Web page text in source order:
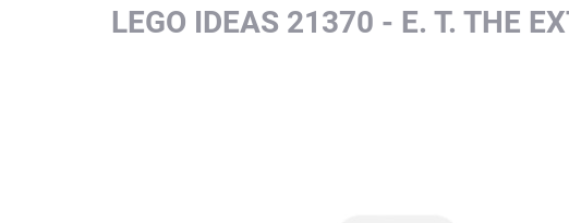
LEGO IDEAS 21370 - E. T. THE